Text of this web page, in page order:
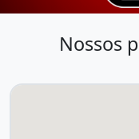
Nossos